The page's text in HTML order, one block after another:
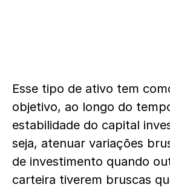
Esse tipo de ativo tem
objetivo, ao longo do
estabilidade do capital
seja, atenuar variações
de investimento quando
carteira tiverem bruscas